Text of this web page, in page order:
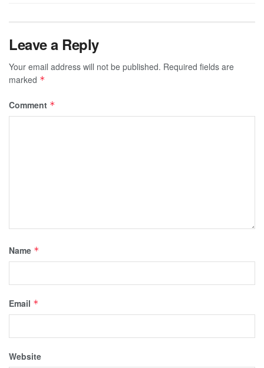
Leave a Reply
Your email address will not be published. Required fields are
marked *
Comment *
Name *
Email *
Website